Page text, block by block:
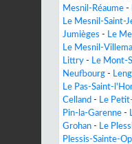
Mesnil-Réaume -
Le Mesnil-Saint-
Jumièges - Le
Le Mesnil-
Littry - Le Mont-
Neufbourg -
Le Pas-Saint-
Celland - Le
Pin-la-Garenne -
Grohan - Le
Plessis-Sainte-